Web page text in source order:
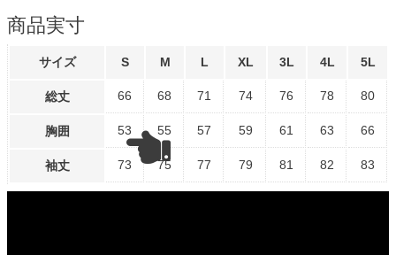
商品実寸
サイズ S M L XL 3L 4L 5L
総丈 66 68 71 74 76 78 80
胸囲 53 55 57 59 61 63 66
袖丈 73 75 77 79 81 82 83